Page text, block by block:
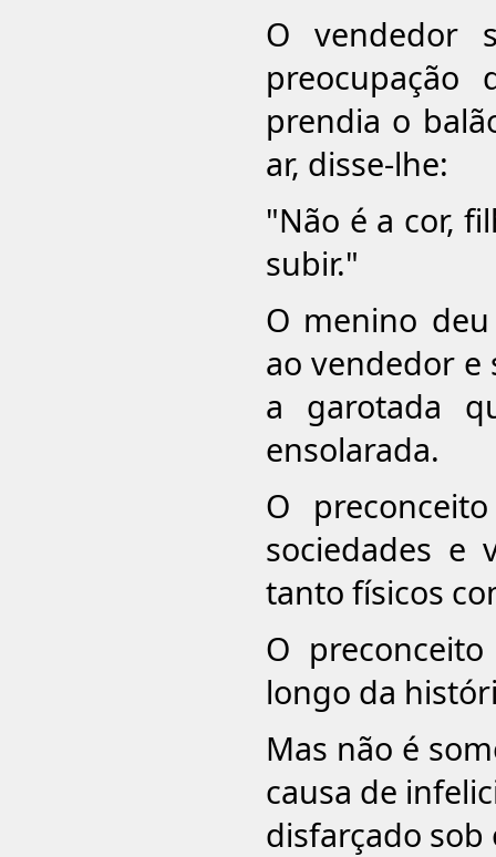
O vendedor
prendia o
ar, disse-lhe:
"Não é a cor,
subir."
O menino
ao vendedor e
a garotada
ensolarada.
O
sociedades e
tanto físicos
O
longo da
Mas não é
causa de
disfarçado